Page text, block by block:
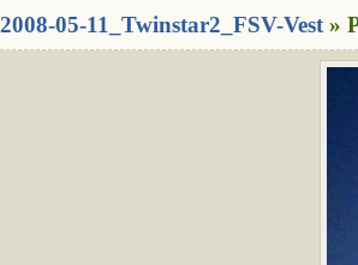
2008-05-11_Twinstar2_FSV-Vest »